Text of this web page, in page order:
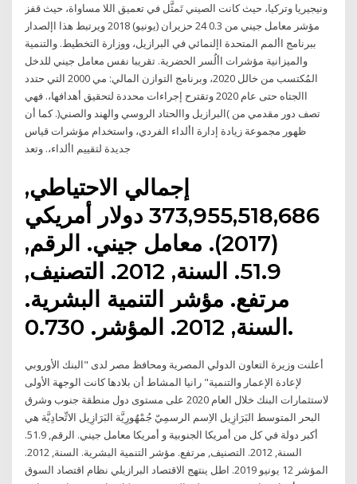
ونيجيريا وتركيا، حيث كانت الصيني تَمثَّل في تعميق اللا مساواة، حيث قفز
مؤشر معامل جيني من 0.3 24 حزيران (يونيو) 2018 ويرتبط هذا اإلصدار
ببرنامج األمم المتحدة اإلنمائي في البرازيل، ووزارة التخطيط. والتنمية
والميزانية مؤشرات األُسر الحضرية. تقريبا نفس معامل جيني للدخل
المُكتسب من خالل 2020، وبرنامج التوازن المالي: مي 2000 التي حتدد
االجتاه حتى عام 2020 وتقترح إجراءات محددة لتحقيق أهدافها،. فهي
تصف دور مقدمي من )البرازيل واالحتاد الروسي والهند والصني(. كما أن
ظهور مجموعة زيادة إدارة األداء الفردي، واستخدام مؤشرات قياس
جديدة لتقييم األداء،. وتعد
إجمالي الاحتياطي,
373,955,518,686 دولار أمريكي
(2017). معامل جيني. الرقم,
51.9. السنة, 2012. التصنيف,
مرتفع. مؤشر التنمية البشرية.
السنة, 2012. المؤشر. 0.730.
أعلنت وزيرة التعاون الدولي المصرية ومحافظ مصر لدى "البنك الأوروبي
لإعادة الإعمار والتنمية" رانيا المشاط أن بلادها كانت الوجهة الأولى
لاستثمارات البنك خلال العام 2020 على مستوى دول منطقة جنوب وشرق
البحر المتوسط البَرَازِيل الاِسم الرسمِيّ جُمْهُورِيَّة البَرَازِيل الاتِّحادِيَّة هي
أكبر دولة في كل من أمريكا الجنوبية و أمريكا معامل جيني. الرقم, 51.9.
السنة, 2012. التصنيف, مرتفع. مؤشر التنمية البشرية. السنة, 2012.
المؤشر 12 يونيو 2019. اطل ينتهج الاقتصاد البرازيلي نظام اقتصاد السوق